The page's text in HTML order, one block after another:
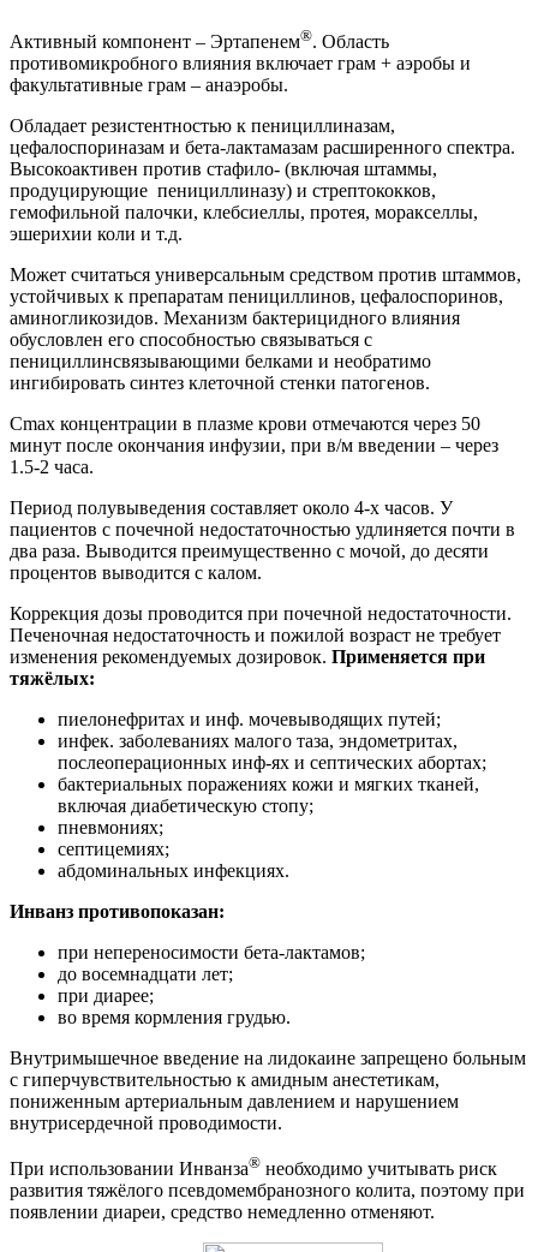
Активный компонент – Эртапенем®. Область
противомикробного влияния включает грам + аэробы и
факультативные грам – анаэробы.
Обладает резистентностью к пенициллиназам,
цефалоспориназам и бета-лактамазам расширенного спектра.
Высокоактивен против стафило- (включая штаммы,
продуцирующие пенициллиназу) и стрептококков,
гемофильной палочки, клебсиеллы, протея, моракселлы,
эшерихии коли и т.д.
Может считаться универсальным средством против штаммов,
устойчивых к препаратам пенициллинов, цефалоспоринов,
аминогликозидов. Механизм бактерицидного влияния
обусловлен его способностью связываться с
пенициллинсвязывающими белками и необратимо
ингибировать синтез клеточной стенки патогенов.
Cmax концентрации в плазме крови отмечаются через 50
минут после окончания инфузии, при в/м введении – через
1.5-2 часа.
Период полувыведения составляет около 4-х часов. У
пациентов с почечной недостаточностью удлиняется почти в
два раза. Выводится преимущественно с мочой, до десяти
процентов выводится с калом.
Коррекция дозы проводится при почечной недостаточности.
Печеночная недостаточность и пожилой возраст не требует
изменения рекомендуемых дозировок. Применяется при
тяжёлых:
пиелонефритах и инф. мочевыводящих путей;
инфек. заболеваниях малого таза, эндометритах,
послеоперационных инф-ях и септических абортах;
бактериальных поражениях кожи и мягких тканей,
включая диабетическую стопу;
пневмониях;
септицемиях;
абдоминальных инфекциях.
Инванз противопоказан:
при непереносимости бета-лактамов;
до восемнадцати лет;
при диарее;
во время кормления грудью.
Внутримышечное введение на лидокаине запрещено больным
с гиперчувствительностью к амидным анестетикам,
пониженным артериальным давлением и нарушением
внутрисердечной проводимости.
При использовании Инванза® необходимо учитывать риск
развития тяжёлого псевдомембранозного колита, поэтому при
появлении диареи, средство немедленно отменяют.